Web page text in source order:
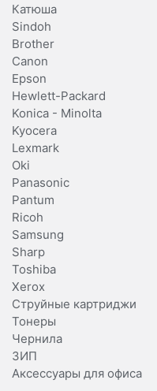
Катюша
Sindoh
Brother
Canon
Epson
Hewlett-Packard
Konica - Minolta
Kyocera
Lexmark
Oki
Panasonic
Pantum
Ricoh
Samsung
Sharp
Toshiba
Xerox
Струйные картриджи
Тонеры
Чернила
ЗИП
Аксессуары для офиса